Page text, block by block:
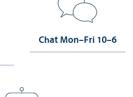
Chat Mon–Fri 10–6